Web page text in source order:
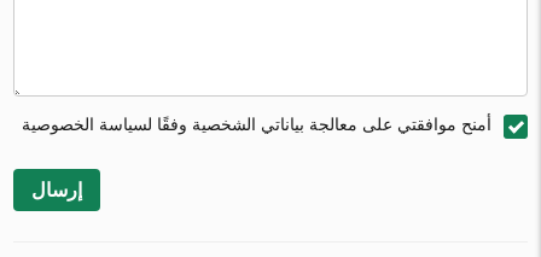
أمنح موافقتي على معالجة بياناتي الشخصية وفقًا لسياسة الخصوصية
إرسال